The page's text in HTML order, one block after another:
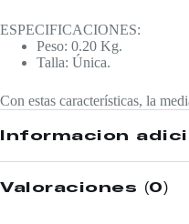
ESPECIFICACIONES:
Peso: 0.20 Kg.
Talla: Única.
Con estas características, la
Información
Valoraciones (0)